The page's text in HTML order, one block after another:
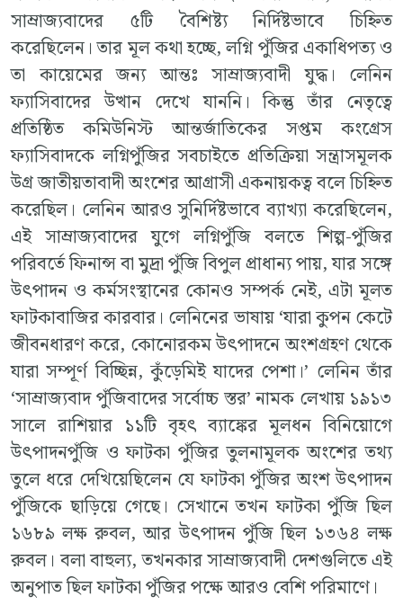
সাম্রাজ্যবাদের ৫টি বৈশিষ্ট্য নির্দিষ্টভাবে চিহ্নিত
করেছিলেন। তার মূল কথা হচ্ছে, লগ্নি পুঁজির একাধিপত্য ও
তা কায়েমের জন্য আন্তঃ সাম্রাজ্যবাদী যুদ্ধ। লেনিন
ফ্যাসিবাদের উত্থান দেখে যাননি। কিন্তু তাঁর নেতৃত্বে
প্রতিষ্ঠিত কমিউনিস্ট আন্তর্জাতিকের সপ্তম কংগ্রেস
ফ্যাসিবাদকে লগ্নিপুঁজির সবচাইতে প্রতিক্রিয়া সন্ত্রাসমূলক
উগ্র জাতীয়তাবাদী অংশের আগ্রাসী একনায়কত্ব বলে চিহ্নিত
করেছিল। লেনিন আরও সুনির্দিষ্টভাবে ব্যাখ্যা করেছিলেন,
এই সাম্রাজ্যবাদের যুগে লগ্নিপুঁজি বলতে শিল্প-পুঁজির
পরিবর্তে ফিনান্স বা মুদ্রা পুঁজি বিপুল প্রাধান্য পায়, যার সঙ্গে
উৎপাদন ও কর্মসংস্থানের কোনও সম্পর্ক নেই, এটা মূলত
ফাটকাবাজির কারবার। লেনিনের ভাষায় ‘যারা কুপন কেটে
জীবনধারণ করে, কোনোরকম উৎপাদনে অংশগ্রহণ থেকে
যারা সম্পূর্ণ বিচ্ছিন্ন, কুঁড়েমিই যাদের পেশা।’ লেনিন তাঁর
‘সাম্রাজ্যবাদ পুঁজিবাদের সর্বোচ্চ স্তর’ নামক লেখায় ১৯১৩
সালে রাশিয়ার ১১টি বৃহৎ ব্যাঙ্কের মূলধন বিনিয়োগে
উৎপাদনপুঁজি ও ফাটকা পুঁজির তুলনামূলক অংশের তথ্য
তুলে ধরে দেখিয়েছিলেন যে ফাটকা পুঁজির অংশ উৎপাদন
পুঁজিকে ছাড়িয়ে গেছে। সেখানে তখন ফাটকা পুঁজি ছিল
১৬৮৯ লক্ষ রুবল, আর উৎপাদন পুঁজি ছিল ১৩৬৪ লক্ষ
রুবল। বলা বাহুল্য, তখনকার সাম্রাজ্যবাদী দেশগুলিতে এই
অনুপাত ছিল ফাটকা পুঁজির পক্ষে আরও বেশি পরিমাণে।